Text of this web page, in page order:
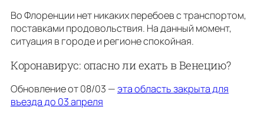
Во Флоренции нет никаких перебоев с транспортом,
поставками продовольствия. На данный момент,
ситуация в городе и регионе спокойная.
Коронавирус: опасно ли ехать в Венецию?
Обновление от 08/03 —эта область закрыта для
въезда до 03 апреля